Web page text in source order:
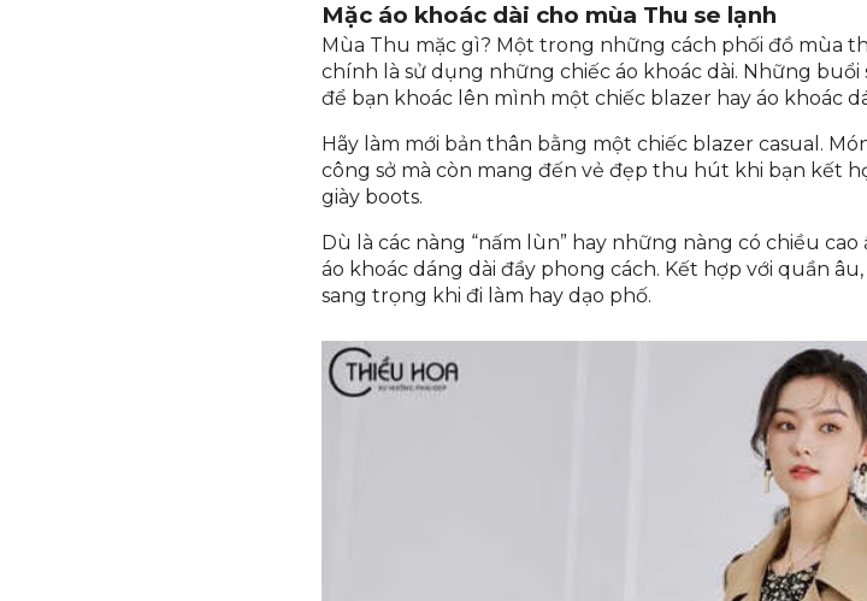
Mặc áo khoác dài cho mùa Thu se lạnh
Mùa Thu mặc gì? Một trong những cách phối đồ mùa
chính là sử dụng những chiếc áo khoác dài. Những
để bạn khoác lên mình một chiếc blazer hay áo khoác
Hãy làm mới bản thân bằng một chiếc blazer casual.
công sở mà còn mang đến vẻ đẹp thu hút khi bạn kết
giày boots.
Dù là các nàng “nấm lùn” hay những nàng có chiều
áo khoác dáng dài đầy phong cách. Kết hợp với quần
sang trọng khi đi làm hay dạo phố.